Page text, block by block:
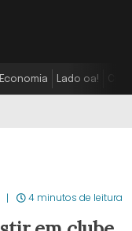
Economia Lado oa!
4 minutos de leitura